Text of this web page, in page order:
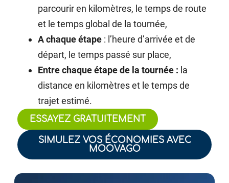
parcourir en kilomètres, le temps de route
et le temps global de la tournée,
A chaque étape : l’heure d’arrivée et de
départ, le temps passé sur place,
Entre chaque étape de la tournée : la
distance en kilomètres et le temps de
trajet estimé.
ESSAYEZ GRATUITEMENT
SIMULEZ VOS ÉCONOMIES AVEC
MOOVAGO